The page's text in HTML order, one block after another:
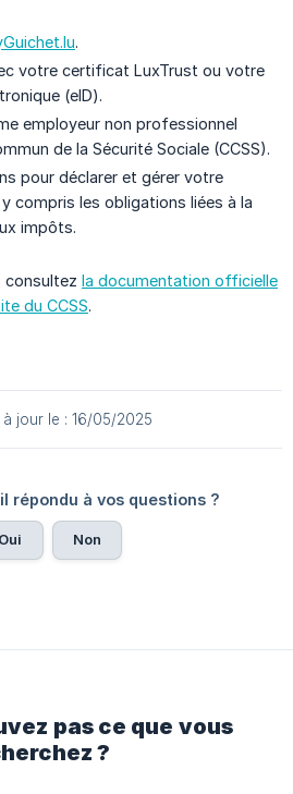
.
votre certificat LuxTrust ou votre
(eID).
employeur non professionnel
de la Sécurité Sociale (CCSS).
pour déclarer et gérer votre
compris les obligations liées à la
impôts.
consultez la documentation officielle
du CCSS.
à jour le : 16/05/2025
répondu à vos questions ?
Oui Non
pas ce que vous
?